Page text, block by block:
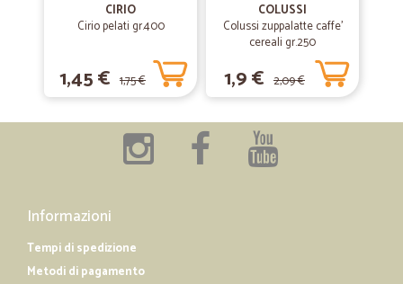
CIRIO
Cirio pelati gr.400
1,45 € 1,75 €
COLUSSI
Colussi zuppalatte caffe'
cereali gr.250
1,9 € 2,09 €
Informazioni
Tempi di spedizione
Metodi di pagamento